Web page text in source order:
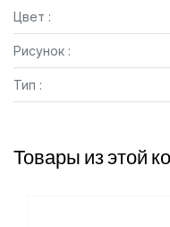
Цвет :
Рисунок :
Тип :
Товары из этой